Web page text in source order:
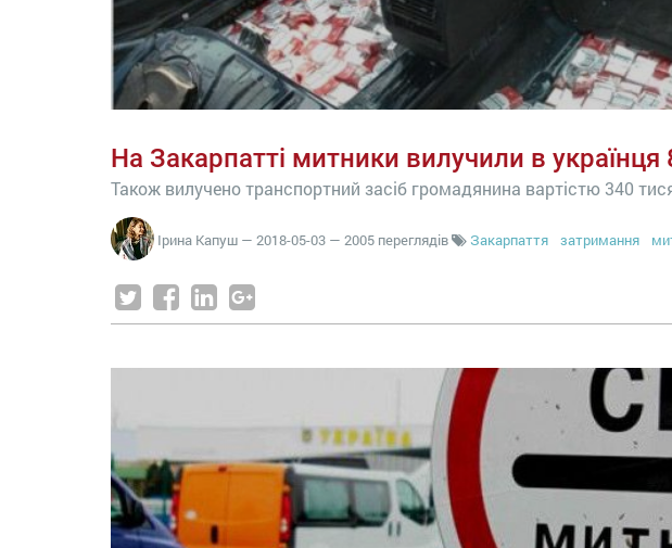
На Закарпатті митники вилучили в українця
Також вилучено транспортний засіб громадянина вартістю 340
Ірина Капуш — 2018-05-03 — 2005 переглядів Закарпаття затримання